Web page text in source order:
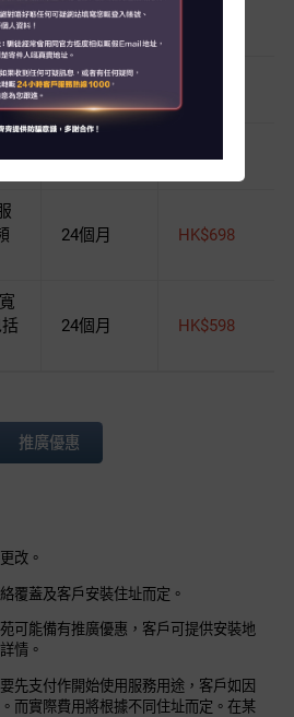
地址
24/36個月
24個月
24個月 HK$798
24個月 HK$698
24個月 HK$598
推廣優惠
改。
覆蓋及客戶安裝住址而定。
可能備有推廣優惠，客戶可提供安裝地
情。
先支付作開始使用服務用途，客戶如因
而實際費用將根據不同住址而定。在某